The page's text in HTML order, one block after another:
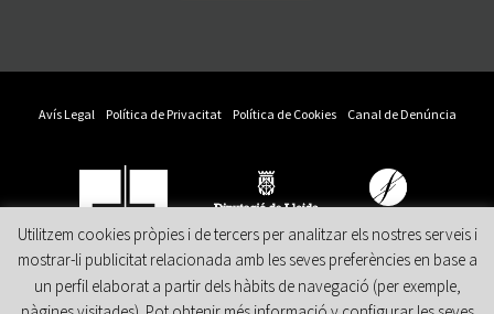
Amb el suport
Avís Legal Política de Privacitat Política de Cookies Canal de Denúncia
Utilitzem cookies pròpies i de tercers per analitzar els nostres serveis i
mostrar-li publicitat relacionada amb les seves preferències en base a
un perfil elaborat a partir dels hàbits de navegació (per exemple,